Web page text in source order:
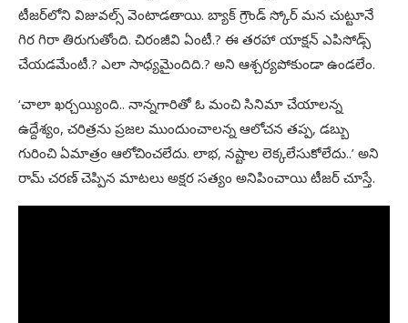
టీజర్‌లోని విజువల్స్‌ వెంటాడతాయి. బ్యాక్‌ గ్రౌండ్‌ స్కోర్‌ మన చుట్టూనే
గిర గిరా తిరుగుతోంది. చిరంజీవి ఏంటీ.? ఈ తరహా యాక్షన్‌ ఎపిసోడ్స్‌
చేయడమేంటీ.? ఎలా సాధ్యమైందిది.? అని ఆశ్చర్యపోకుండా ఉండలేం.
‘చాలా ఖర్చయ్యింది.. నాన్నగారితో ఓ మంచి సినిమా చేయాలన్న
ఉద్దేశ్యం, చరిత్రను ప్రజల ముందుంచాలన్న ఆలోచన తప్ప, డబ్బు
గురించి ఏమాత్రం ఆలోచించలేదు. లాభ, నష్టాల లెక్కలేసుకోలేదు..’ అని
రామ్‌ చరణ్‌ చెప్పిన మాటలు అక్షర సత్యం అనిపించాయి టీజర్‌ చూస్తే.